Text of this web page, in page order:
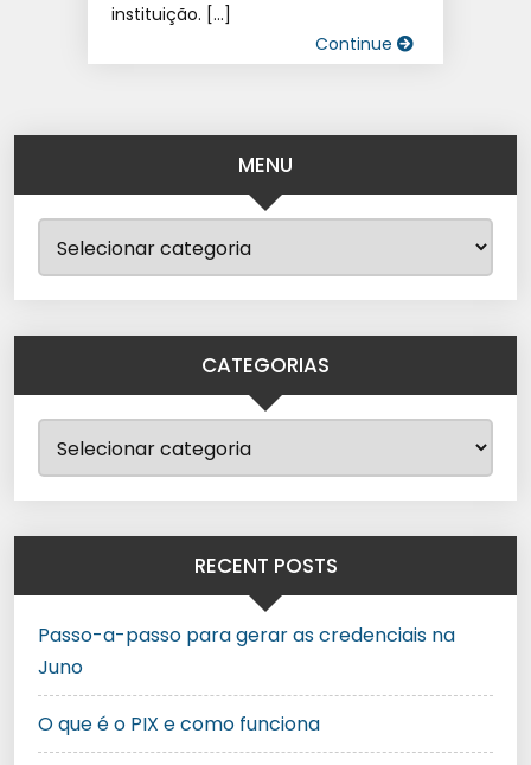
instituição. […]
Continue
MENU
CATEGORIAS
RECENT POSTS
Passo-a-passo para gerar as credenciais na
Juno
O que é o PIX e como funciona